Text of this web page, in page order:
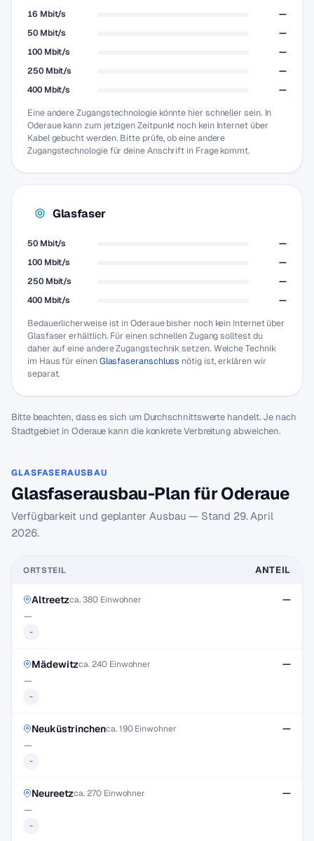
16 Mbit/s
—
50 Mbit/s
—
100 Mbit/s
—
250 Mbit/s
—
400 Mbit/s
—
Eine andere Zugangstechnologie könnte hier schneller sein. In
Oderaue kann zum jetzigen Zeitpunkt noch kein Internet über
Kabel gebucht werden. Bitte prüfe, ob eine andere
Zugangstechnologie für deine Anschrift in Frage kommt.
Glasfaser
50 Mbit/s
—
100 Mbit/s
—
250 Mbit/s
—
400 Mbit/s
—
Bedauerlicherweise ist in Oderaue bisher noch kein Internet über
Glasfaser erhältlich. Für einen schnellen Zugang solltest du
daher auf eine andere Zugangstechnik setzen. Welche Technik
im Haus für einenGlasfaseranschluss nötig ist, erklären wir
separat.
Bitte beachten, dass es sich um Durchschnittswerte handelt. Je nach
Stadtgebiet in Oderaue kann die konkrete Verbreitung abweichen.
GLASFASERAUSBAU
Glasfaserausbau-Plan für Oderaue
Verfügbarkeit und geplanter Ausbau — Stand 29. April
2026.
ORTSTEIL ANTEIL
Altreetzca. 380 Einwohner
-
—
—
Mädewitzca. 240 Einwohner
-
—
—
Neuküstrinchenca. 190 Einwohner
-
—
—
Neureetzca. 270 Einwohner
-
—
—